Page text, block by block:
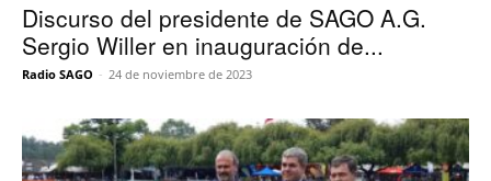
Discurso del presidente de SAGO A.G.
Sergio Willer en inauguración de...
Radio SAGO - 24 de noviembre de 2023